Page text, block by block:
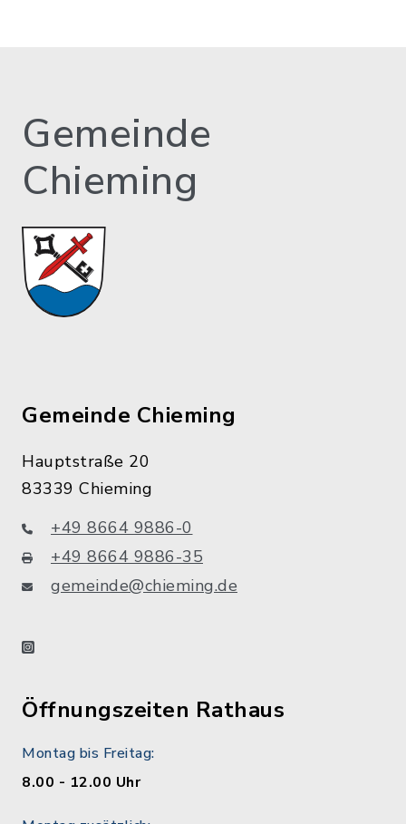
Gemeinde
Chieming
Gemeinde Chieming
Hauptstraße 20
83339 Chieming
+49 8664 9886-0
+49 8664 9886-35
gemeinde@chieming.de
instagram
Öffnungszeiten Rathaus
Montag bis Freitag:
8.00 - 12.00 Uhr